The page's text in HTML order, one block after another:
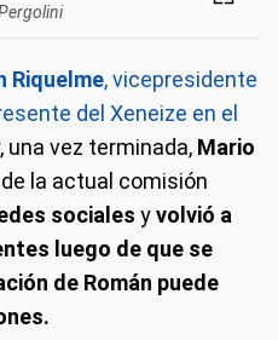
Riquelme, vicepresidente
del Xeneize en el
una vez terminada, Mario
la actual comisión
sociales yvolvió a
luego de que se
de Román puede